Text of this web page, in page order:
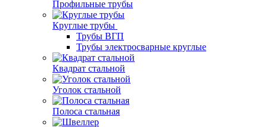
Профильные трубы
Круглые трубы
Трубы ВГП
Трубы электросварные круглые
Квадрат стальной
Уголок стальной
Полоса стальная